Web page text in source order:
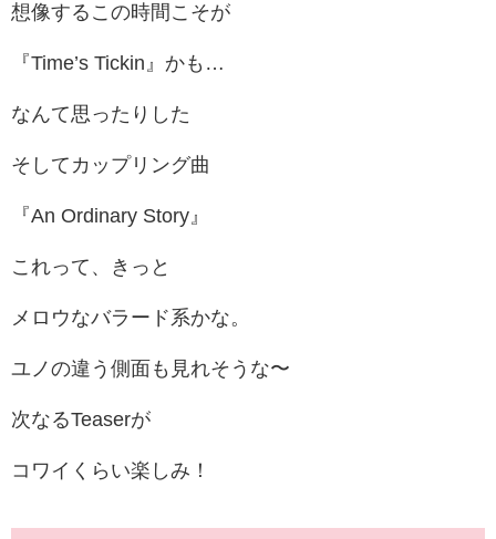
想像するこの時間こそが
『Time’s Tickin』かも…
なんて思ったりした
そしてカップリング曲
『An Ordinary Story』
これって、きっと
メロウなバラード系かな。
ユノの違う側面も見れそうな〜
次なるTeaserが
コワイくらい楽しみ！